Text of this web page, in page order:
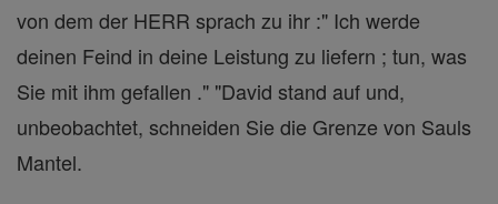
von dem der HERR sprach zu ihr :" Ich werde
deinen Feind in deine Leistung zu liefern ; tun, was
Sie mit ihm gefallen ." "David stand auf und,
unbeobachtet, schneiden Sie die Grenze von Sauls
Mantel.